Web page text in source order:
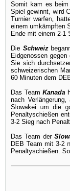
Somit kam es
Spiel gewinnt, wird
Turnier warfen,
einem umkämpften
Ende mit einem 2-1
Die Schweiz
Eidgenossen
Sie sich
schweizerischen
60 Minuten dem
Das TeamKanada
nach
Slowakei um die
Penaltyschießen
3-2 Sieg nach
Das Team der
DEB Team mit 3-2
Penaltyschießen.